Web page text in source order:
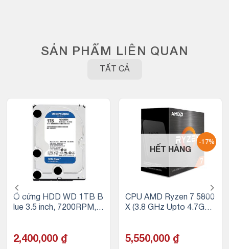
SẢN PHẨM LIÊN QUAN
TẤT CẢ
Ổ cứng HDD WD 1TB B
lue 3.5 inch, 7200RPM, S
2,400,000 ₫
-17%
HẾT HÀNG
CPU AMD Ryzen 7 5800
X (3.8 GHz Upto 4.7GHz
M4)
5,550,000 ₫